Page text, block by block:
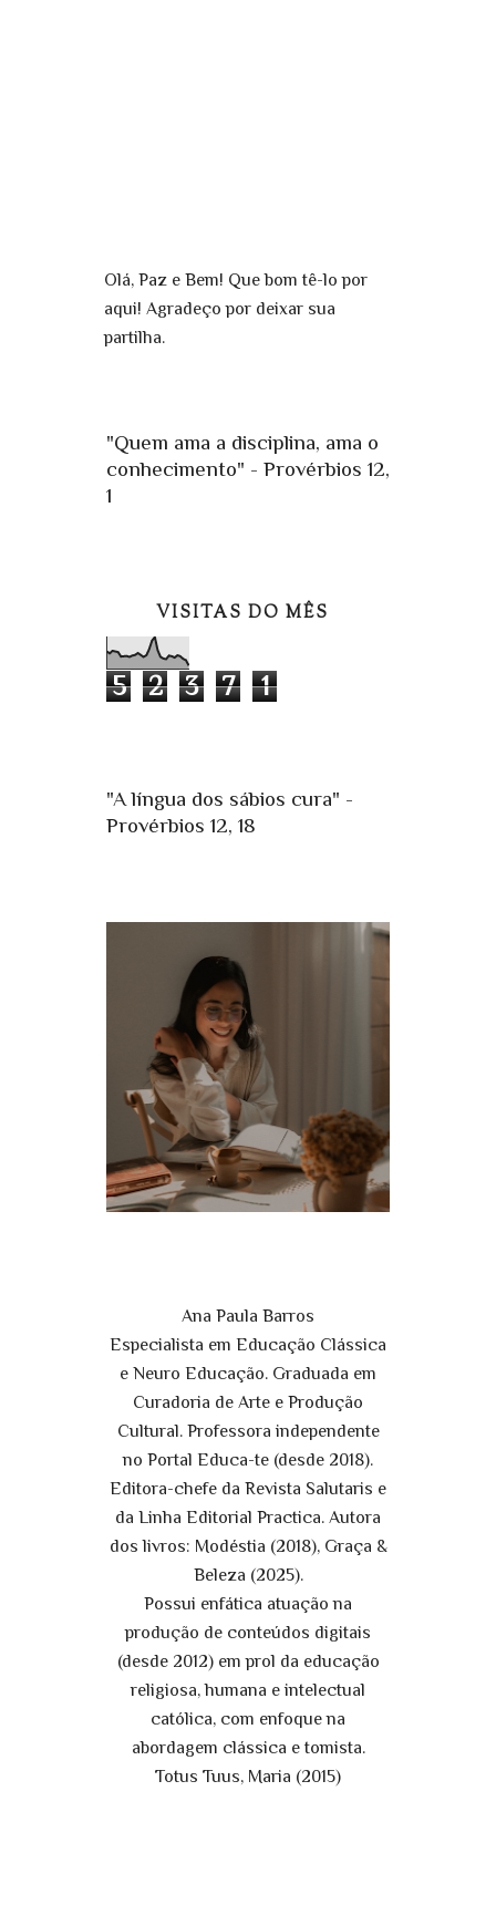
Olá, Paz e Bem! Que bom tê-lo por
aqui! Agradeço por deixar sua
partilha.
"Quem ama a disciplina, ama o
conhecimento" - Provérbios 12,
1
VISITAS DO MÊS
5 2 3 7 1
"A língua dos sábios cura" -
Provérbios 12, 18
Ana Paula Barros
Especialista em Educação Clássica
e Neuro Educação. Graduada em
Curadoria de Arte e Produção
Cultural. Professora independente
no Portal Educa-te (desde 2018).
Editora-chefe da Revista Salutaris e
da Linha Editorial Practica. Autora
dos livros: Modéstia (2018), Graça &
Beleza (2025).
Possui enfática atuação na
produção de conteúdos digitais
(desde 2012) em prol da educação
religiosa, humana e intelectual
católica, com enfoque na
abordagem clássica e tomista.
Totus Tuus, Maria (2015)